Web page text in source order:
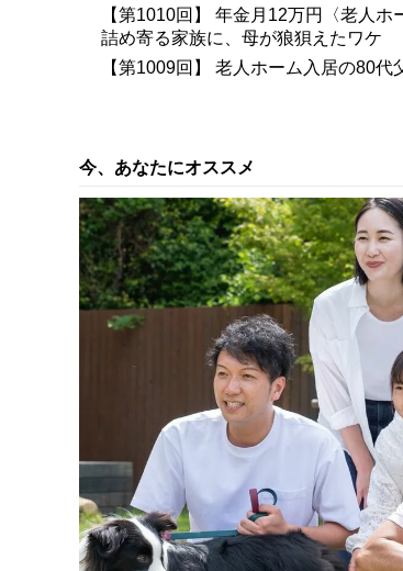
【第1010回】 年金月12万円〈老人
詰め寄る家族に、母が狼狽えたワケ
【第1009回】 老人ホーム入居の80
今、あなたにオススメ